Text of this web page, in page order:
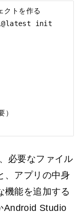
トを作る
init
）
必要なファイル
、アプリの中身
機能を追加する
Android Studio